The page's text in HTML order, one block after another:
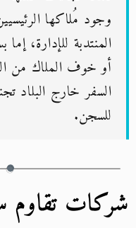
وجود مُلاكها
المنتدبة للإدارة،
أو خوف الملاك من
السفر خارج البلاد
للسجن.
شركات تقاوم